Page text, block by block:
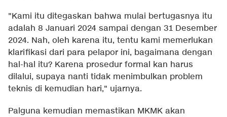
"Kami itu ditegaskan bahwa mulai bertugasnya itu
adalah 8 Januari 2024 sampai dengan 31 Desember
2024. Nah, oleh karena itu, tentu kami memerlukan
klarifikasi dari para pelapor ini, bagaimana dengan
hal-hal itu? Karena prosedur formal kan harus
dilalui, supaya nanti tidak menimbulkan problem
teknis di kemudian hari," ujarnya.
Palguna kemudian memastikan MKMK akan